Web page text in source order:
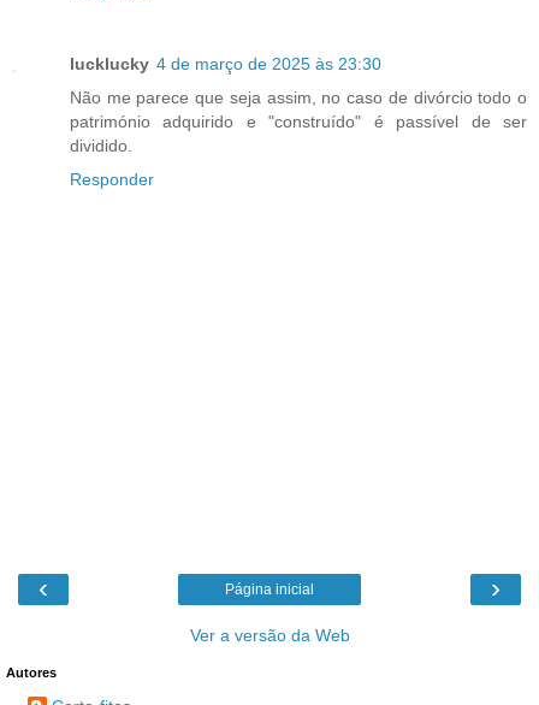
lucklucky 4 de março de 2025 às 23:30
Não me parece que seja assim, no caso de divórcio todo o
património adquirido e "construído" é passível de ser
dividido.
Responder
‹ ›
Página inicial
Ver a versão da Web
Autores